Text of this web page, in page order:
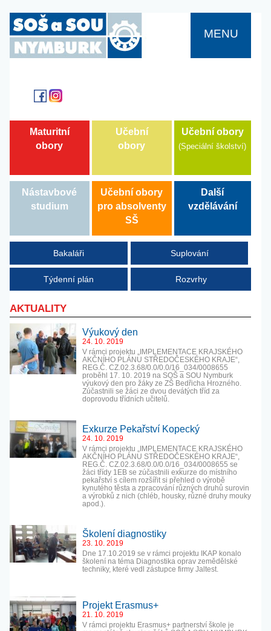
MENU
Maturitní
obory
Učební
obory
Učební obory
(Speciální školství)
Nástavbové
studium
Učební obory
pro absolventy
SŠ
Další
vzdělávání
Bakaláři Suplování
Týdenní plán Rozvrhy
AKTUALITY
Výukový den
24. 10. 2019
V rámci projektu „IMPLEMENTACE KRAJSKÉHO
AKČNÍHO PLÁNU STŘEDOČESKÉHO KRAJE“,
REG.Č. CZ.02.3.68/0.0/0.0/16_034/0008655
proběhl 17. 10. 2019 na SOŠ a SOU Nymburk
výukový den pro žáky ze ZŠ Bedřicha Hrozného.
Zúčastnili se žáci ze dvou devátých tříd za
doprovodu třídních učitelů.
Exkurze Pekařství Kopecký
24. 10. 2019
V rámci projektu „IMPLEMENTACE KRAJSKÉHO
AKČNÍHO PLÁNU STŘEDOČESKÉHO KRAJE“,
REG.Č. CZ.02.3.68/0.0/0.0/16_034/0008655 se
žáci třídy 1EB se zúčastnili exkurze do místního
pekařství s cílem rozšířit si přehled o výrobě
kynutého těsta a zpracování různých druhů surovin
a výrobků z nich (chléb, housky, různé druhy mouky
apod.).
Školení diagnostiky
23. 10. 2019
Dne 17.10.2019 se v rámci projektu IKAP konalo
školení na téma Diagnostika oprav zemědělské
techniky, které vedl zástupce firmy Jaltest.
Projekt Erasmus+
21. 10. 2019
V rámci projektu Erasmus+ partnerství škole je